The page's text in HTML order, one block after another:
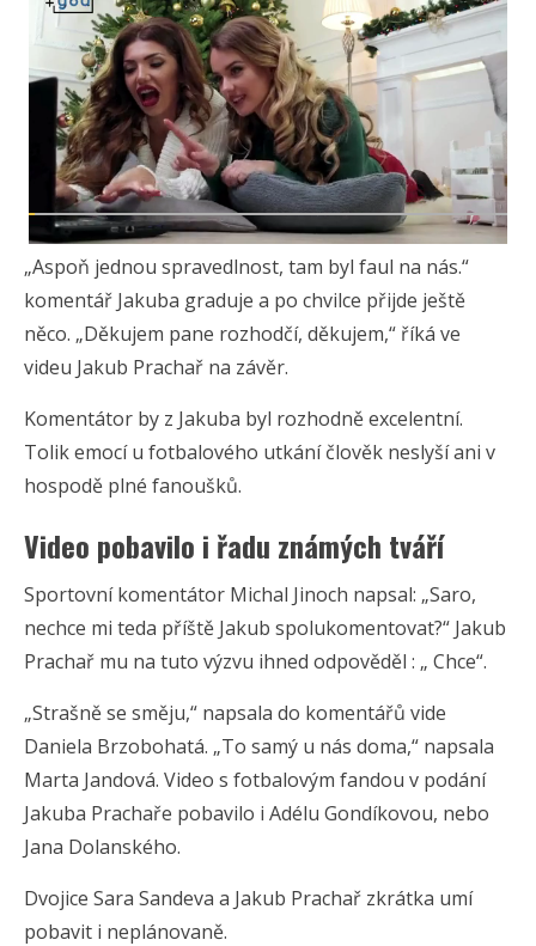
„Aspoň jednou spravedlnost, tam byl faul na nás.“
komentář Jakuba graduje a po chvilce přijde ještě
něco. „Děkujem pane rozhodčí, děkujem,“ říká ve
videu Jakub Prachař na závěr.
Komentátor by z Jakuba byl rozhodně excelentní.
Tolik emocí u fotbalového utkání člověk neslyší ani v
hospodě plné fanoušků.
Video pobavilo i řadu známých tváří
Sportovní komentátor Michal Jinoch napsal: „Saro,
nechce mi teda příště Jakub spolukomentovat?“ Jakub
Prachař mu na tuto výzvu ihned odpověděl : „ Chce“.
„Strašně se směju,“ napsala do komentářů vide
Daniela Brzobohatá. „To samý u nás doma,“ napsala
Marta Jandová. Video s fotbalovým fandou v podání
Jakuba Prachaře pobavilo i Adélu Gondíkovou, nebo
Jana Dolanského.
Dvojice Sara Sandeva a Jakub Prachař zkrátka umí
pobavit i neplánovaně.